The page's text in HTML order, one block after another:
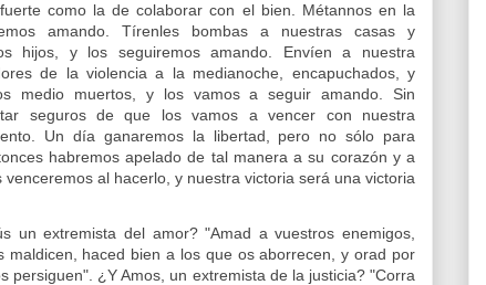
como la de colaborar con el bien. Métannos en la
amando. Tírenles bombas a nuestras casas y
hijos, y los seguiremos amando. Envíen a nuestra
de la violencia a la medianoche, encapuchados, y
medio muertos, y los vamos a seguir amando. Sin
seguros de que los vamos a vencer con nuestra
Un día ganaremos la libertad, pero no sólo para
habremos apelado de tal manera a su corazón y a
venceremos al hacerlo, y nuestra victoria será una victoria
un extremista del amor? "Amad a vuestros enemigos,
maldicen, haced bien a los que os aborrecen, y orad por
persiguen". ¿Y Amos, un extremista de la justicia? "Corra